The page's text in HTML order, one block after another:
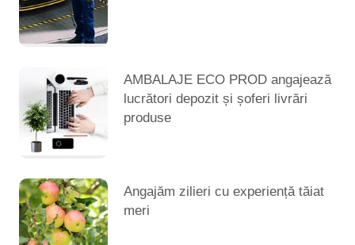
AMBALAJE ECO PROD angajează
lucrători depozit și șoferi livrări
produse
Angajăm zilieri cu experiență tăiat
meri